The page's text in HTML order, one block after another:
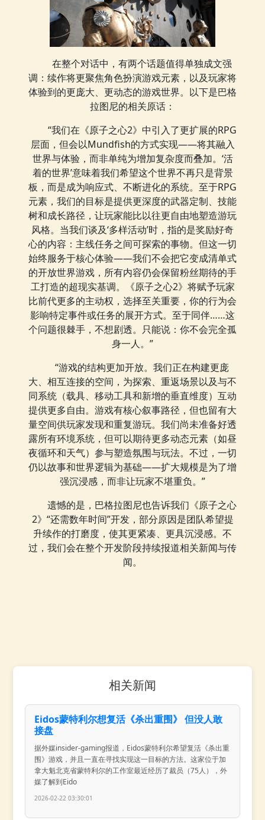
在整个对话中，有两个话题值得单独成文强
调：续作将更聚焦角色扮演游戏元素，以及玩家将
体验到的更庞大、更动态的游戏世界。以下是巴格
拉图尼的相关原话：
“我们在《原子之心2》中引入了更扩展的RPG
层面，但会以Mundfish的方式实现——将其融入
世界与体验，而非单纯为增加复杂度而叠加。‘活
着的世界’意味着我们希望这个世界不再只是背景
板，而是成为响应式、不断进化的系统。至于RPG
元素，我们的目标是提供更深度的武器定制、技能
树和成长路径，让玩家能比以往更自由地塑造游玩
风格。当我们谈及‘多样活动’时，指的是奖励好奇
心的内容：主线任务之间可探索的事物。但这一切
始终服务于核心体验——我们不会把它变成清单式
的开放世界游戏，所有内容仍会保留粉丝期待的手
工打造的超现实基调。《原子之心2》将赋予玩家
比前代更多的主动权，选择至关重要，你的行为会
影响特定事件或任务的展开方式。至于同伴……这
个问题很棘手，不想剧透。只能说：你不会完全孤
身一人。”
“游戏的结构更加开放。我们正在构建更庞
大、相互连接的空间，为探索、重返场景以及与不
同系统（载具、移动工具和新增的垂直维度）互动
提供更多自由。游戏有核心叙事路径，但也留有大
量空间供玩家发现和重复游玩。我们尚未准备好透
露所有环境系统，但可以期待更多动态元素（如昼
夜循环和天气）参与塑造氛围与玩法。不过，一切
仍以故事和世界逻辑为基础——扩大规模是为了增
强沉浸感，而非让玩家不堪重负。”
遗憾的是，巴格拉图尼也告诉我们《原子之心
2》“还需数年时间”开发，部分原因是团队希望提
升续作的打磨度，使其更紧凑、更具沉浸感。不
过，我们会在整个开发阶段持续报道相关新闻与传
闻。
相关新闻
Eidos蒙特利尔想复活《杀出重围》 但没人敢
接盘
据外媒insider-gaming报道，Eidos蒙特利尔希望复活《杀出重
围》游戏，并且一直在寻找实现这一目标的方法。这家位于加
拿大魁北克省蒙特利尔的工作室最近经历了裁员（75人），外
媒了解到Eido
2026-02-22 03:30:01